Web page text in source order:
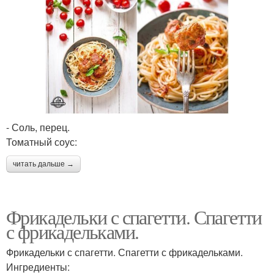
- Соль, перец.
Томатный соус:
читать дальше →
Фрикадельки с спагетти. Спагетти
с фрикадельками.
Фрикадельки с спагетти. Спагетти с фрикадельками.
Ингредиенты: